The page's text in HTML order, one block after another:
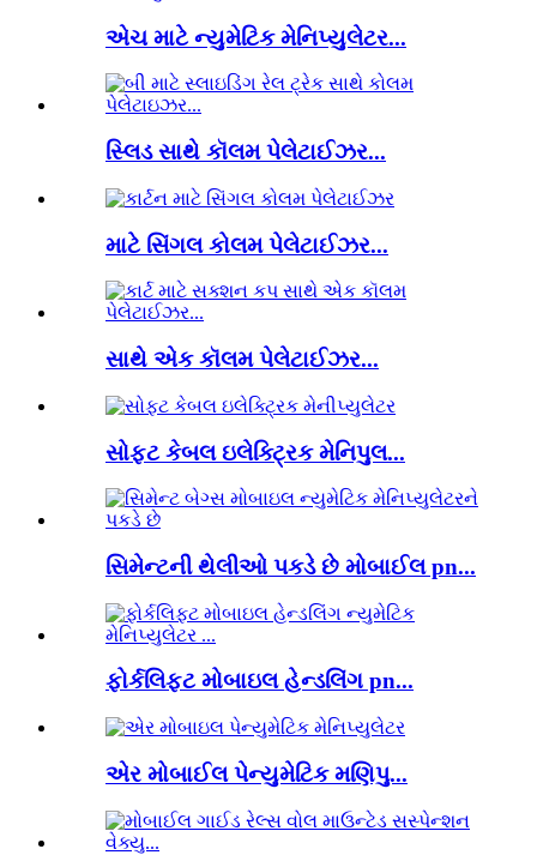
એચ માટે ન્યુમેટિક મેનિપ્યુલેટર...
સ્લિડ સાથે કૉલમ પેલેટાઈઝર...
માટે સિંગલ કોલમ પેલેટાઈઝર...
સાથે એક કૉલમ પેલેટાઈઝર...
સોફ્ટ કેબલ ઇલેક્ટ્રિક મેનિપુલ...
સિમેન્ટની થેલીઓ પકડે છે મોબાઈલ pn...
ફોર્કલિફ્ટ મોબાઇલ હેન્ડલિંગ pn...
એર મોબાઈલ પેન્યુમેટિક મણિપુ...